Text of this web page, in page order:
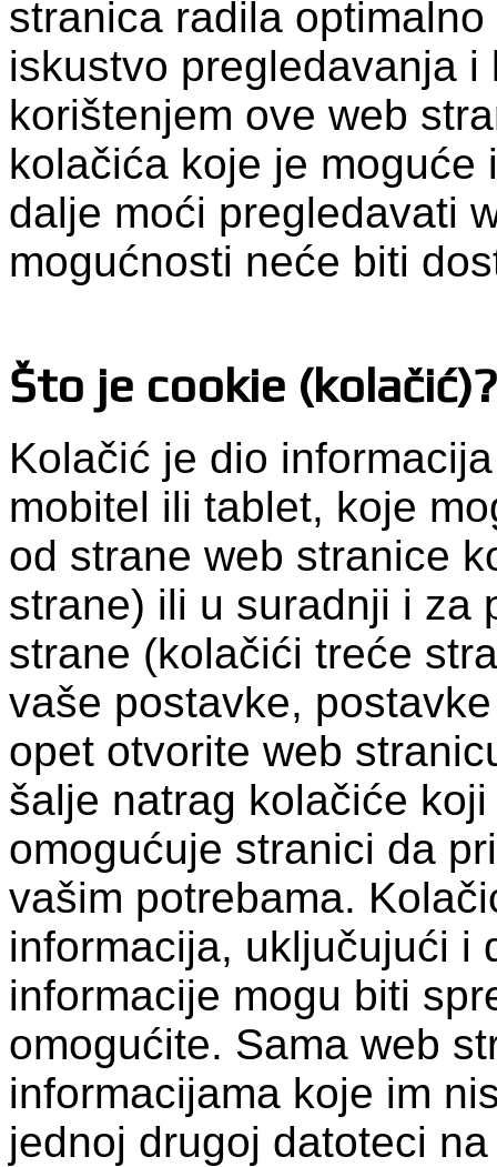
stranica radila
iskustvo pregledavanja
korištenjem ove web
kolačića koje je
dalje moći pregledavati
mogućnosti neće biti
Što je cookie (kolačić)?
Kolačić je dio
mobitel ili tablet, koje
od strane web stranice
strane) ili u suradnji i za
strane (kolačići treće
vaše postavke,
opet otvorite web
šalje natrag kolačiće
omogućuje stranici da
vašim potrebama.
informacija, uključujući i
informacije mogu biti
omogućite. Sama web
informacijama koje im
jednoj drugoj datoteci